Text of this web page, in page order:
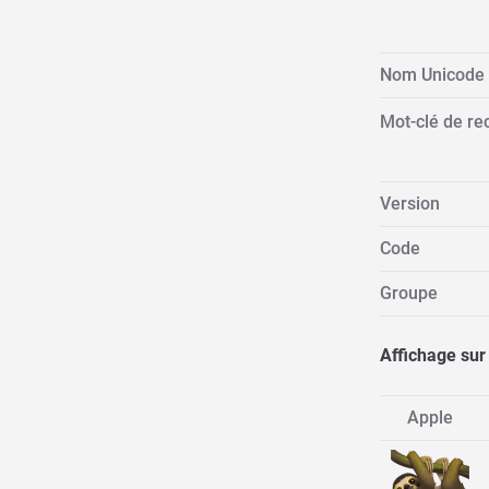
Nom Unicode
Mot-clé de
Version
Code
Groupe
Affichage
Apple